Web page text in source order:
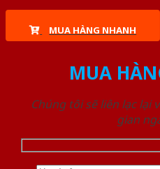
MUA HÀNG NHANH
MUA
Chúng tôi sẽ liên lạc lại
gian